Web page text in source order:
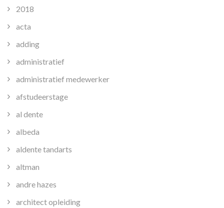
2018
acta
adding
administratief
administratief medewerker
afstudeerstage
al dente
albeda
aldente tandarts
altman
andre hazes
architect opleiding